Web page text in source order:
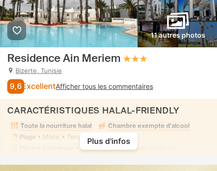
11 autres photos
Residence Ain Meriem
Bizerte, Tunisie
9,6 ExcellentAfficher tous les commentaires
CARACTÉRISTIQUES HALAL-FRIENDLY
Toute la nourriture halal
Chambre exempte d'alcool
Plage • Mixte • Tenue de bain modeste
• Mixte • Tenue de bain modeste
Plus d'infos